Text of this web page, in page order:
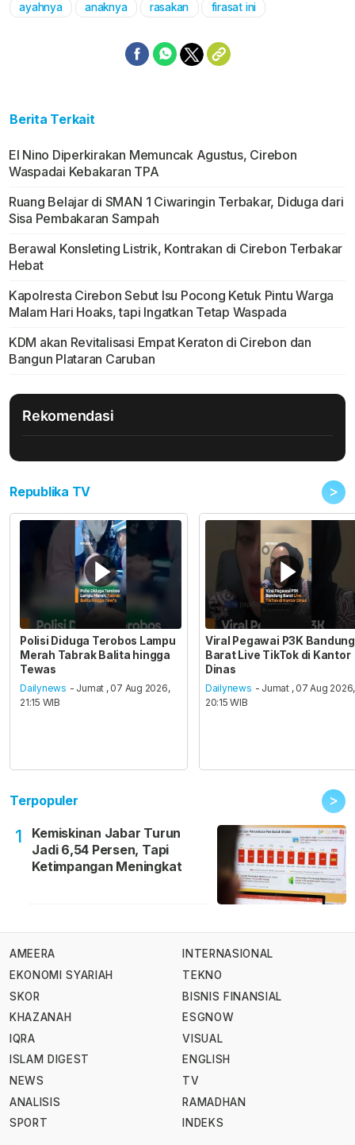
ayahnya anaknya rasakan firasat ini
Berita Terkait
El Nino Diperkirakan Memuncak Agustus, Cirebon
Waspadai Kebakaran TPA
Ruang Belajar di SMAN 1 Ciwaringin Terbakar, Diduga dari
Sisa Pembakaran Sampah
Berawal Konsleting Listrik, Kontrakan di Cirebon Terbakar
Hebat
Kapolresta Cirebon Sebut Isu Pocong Ketuk Pintu Warga
Malam Hari Hoaks, tapi Ingatkan Tetap Waspada
KDM akan Revitalisasi Empat Keraton di Cirebon dan
Bangun Plataran Caruban
Rekomendasi
Republika TV >
Polisi Diduga Terobos Lampu
Merah Tabrak Balita hingga
Tewas
Dailynews - Jumat , 07 Aug 2026,
21:15 WIB
Viral Pegawai P3K Bandung
Barat Live TikTok di Kantor
Dinas
Dailynews - Jumat , 07 Aug 2026,
20:15 WIB
Terpopuler >
1
Kemiskinan Jabar Turun
Jadi 6,54 Persen, Tapi
Ketimpangan Meningkat
AMEERA
EKONOMI SYARIAH
SKOR
KHAZANAH
IQRA
ISLAM DIGEST
NEWS
ANALISIS
SPORT
INTERNASIONAL
TEKNO
BISNIS FINANSIAL
ESGNOW
VISUAL
ENGLISH
TV
RAMADHAN
INDEKS